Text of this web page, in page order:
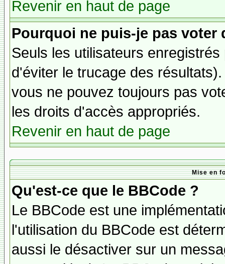
Revenir en haut de page
Pourquoi ne puis-je pas voter
Seuls les utilisateurs
d'éviter le trucage des
vous ne pouvez toujours pas
les droits d'accès appropriés.
Revenir en haut de page
Mise en
Qu'est-ce que le BBCode ?
Le BBCode est une
l'utilisation du BBCode est
aussi le désactiver sur un